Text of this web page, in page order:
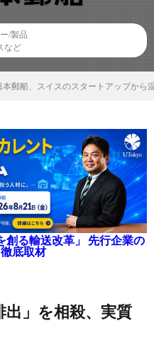
/製品
など
本郵船、スイスのスタートアップから
創る輸送改革」 先行企業の
底取材